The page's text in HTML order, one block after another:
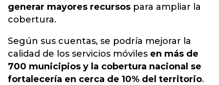
generar mayores recursos para ampliar la
cobertura.
Según sus cuentas, se podría mejorar la
calidad de los servicios móviles en más de
700 municipios y la cobertura nacional se
fortalecería en cerca de 10% del territorio.